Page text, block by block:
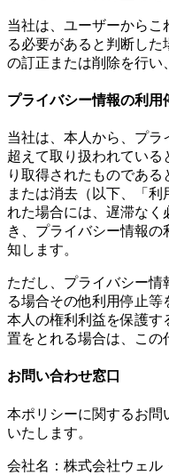
当社は、ユーザーからこ
る必要があると判断し
の訂正または削除を行い
プライバシー情報の利用
当社は、本人から、プラ
超えて取り扱われている
り取得されたものであ
または消去（以下、「
れた場合には、遅滞なく
き、プライバシー情報
知します。
ただし、プライバシー情
る場合その他利用停止等
本人の権利利益を保護す
置をとれる場合は、この
お問い合わせ窓口
本ポリシーに関するお問
いたします。
会社名：株式会社ウェル